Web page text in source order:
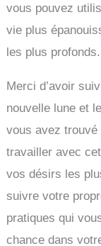
vous pouvez
vie plus
les plus profonds.
Merci d’avoir
nouvelle lune et
vous avez
travailler avec
vos désirs les
suivre votre
pratiques qui
chance dans